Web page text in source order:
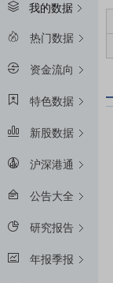
我的数据
热门数据
资金流向
特色数据
新股数据
沪深港通
公告大全
研究报告
年报季报